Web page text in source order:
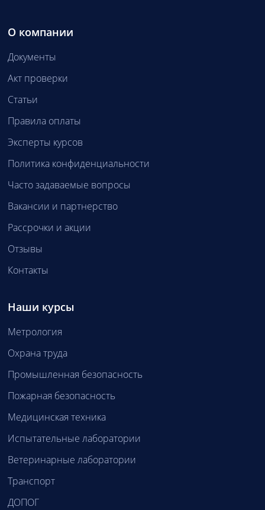
О компании
Документы
Акт проверки
Статьи
Правила оплаты
Эксперты курсов
Политика конфиденциальности
Часто задаваемые вопросы
Вакансии и партнерство
Рассрочки и акции
Отзывы
Контакты
Наши курсы
Метрология
Охрана труда
Промышленная безопасность
Пожарная безопасность
Медицинская техника
Испытательные лаборатории
Ветеринарные лаборатории
Транспорт
ДОПОГ